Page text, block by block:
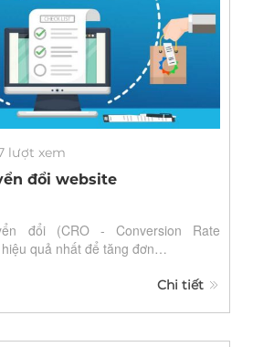
lượt xem
đổi website
đổi (CRO - Conversion Rate
quả nhất để tăng đơn…
Chi tiết